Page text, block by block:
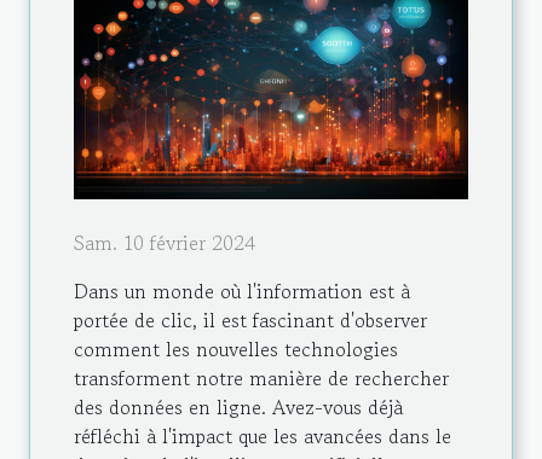
Sam. 10 février 2024
Dans un monde où l'information est à
portée de clic, il est fascinant d'observer
comment les nouvelles technologies
transforment notre manière de rechercher
des données en ligne. Avez-vous déjà
réfléchi à l'impact que les avancées dans le